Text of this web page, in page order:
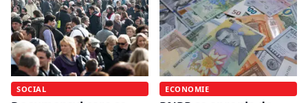
SOCIAL ECONOMIE